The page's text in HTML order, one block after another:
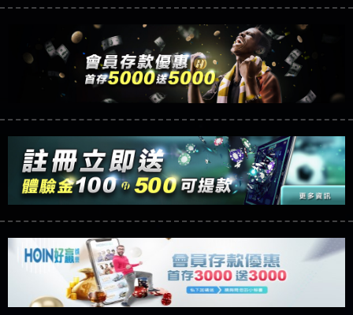
的錢一招拿回
機台運算專案是不是詐騙 機台運算專案是真的嗎
被機台運算專案詐騙的錢怎麼辦 本文教你如何拿
回被騙資金
討回資金賴zg369】Hoyabit是詐騙嗎 Hoyabit是不是詐
騙 Hoyabit是真的嗎 被HoyabitHoyabit詐騙的錢怎麼辦
本文教你如何拿回被騙資金
【其他問題】KS.M多元化行銷詐騙持續收割國人
中【免費討回資金賴zg369】KS.M多元化行銷是詐
騙嗎 KS.M多元化行銷是不是詐騙 KS.M多元化行銷是
真的嗎 被KS.M多元化行銷詐騙的錢怎麼辦 本文教
你如何拿回被騙資金
【其他問題】免費追回賴「zg369」深度解析野原
家 Family & Love如何詐騙 野原家 Family & Love是不是詐
騙 野原家 Family & Love是真的嗎 野原家 Family & Love是
詐騙嗎 165多次通報野原家 Family & Love是詐騙平台
【其他問題】元盈橋詐騙持續收割國人中【免費
討回資金賴zg369】元盈橋是詐騙嗎 元盈橋是不是
詐騙 元盈橋是真的嗎 被元盈橋詐騙的錢怎麼辦
本文教你如何拿回被騙資金
【其他問題】被騙追回賴【zg369】M.L.Edge利用新
型詐騙手法欺詐群眾 M.L.Edge是真的嗎 M.L.Edge是不
是詐騙 M.L.Edge是詐騙嗎 【M.L.Edge】M.L.Edge無法出
【其他問題】 Robinhood詐騙持續收割國人中【免
費討回資金賴zg369】Robinhood是詐騙嗎 Robinhood是
麼辦 本文教你如何拿回被騙資金
【其他問題】FLTO詐騙持續收割國人中【免費討回
真的嗎 被FLTO詐騙的錢怎麼辦 本文教你如何拿回
被騙資金
ALYWS詐騙家破人亡 ALYWS是真的嗎 ALYWS是不是詐騙
ALYWS是詐騙嗎 （ALYWS）無法出金 請小心群組暗椿
【其他問題】 一招教你揭秘新型詐騙手法 （受害
者免費援助賴zg369）當當詐騙 當當是不是詐騙 當
當是真的嗎 當當是詐騙嗎 六旬老婦深信當當高獲
利回報被騙的家破人亡
【其他問題】用理性數據指路，開啟你的高回報
娛樂之旅
【其他問題】【老玩家不藏私】2025 線上老虎機
這樣挑！RTP、波動率和平台安全的全攻略！
【推薦博弈】這款《ATG 武俠》老虎機真的猛！玩
過才知道什麼叫超過3萬種中獎方式！
【推薦博弈】BNG電子遊戲完整攻略！熱門老虎
機、集鴻運玩法、獨家試玩一次看！
【其他問題】【2025】ATG試玩必看！戰神賽特
51,000倍數玩法攻略，輕鬆稱霸老虎機！
【其他問題】「拆解力智投資詐騙套路緊急追討
賴zg369」力智投資是不是詐騙 力智投資是真的嗎
力智投資是詐騙嗎 南部老翁還在癡迷力智投資高
【其他問題】 【遇天盛商行詐騙追回資金賴
zg369】天盛商行詐騙 天盛商行是不是詐騙 天盛商
【其他問題】 受害者援助賴【zg369】退休老翁被
【沈樂慧】又是九州??爛死了黑網不要玩
【林伊依】爛死了拉贏錢直接鎖帳號可以去吃屎
【陳靜茹】推薦小畢，我也是小畢的會員～～
【黃家羭】推推
【AVA娛樂城】還會自己做假對話來毀謗欸哈哈哈
好厲
【陳順堪】黑網不出金
【黃伊珊】不推薦爛公司
【陳順堪】星匯娛樂城出金幾次後贏錢就不給出
金
【陳順堪】黑網出金幾次後贏了就不出金出
【玩運彩】
【asd】唬爛不出金黑網垃圾平台
【蘇俊曄】所以會出金嗎現在也是一樣的狀況
【侯依揚】廢物喔
【傑】推代理真的好相處
【盧鴻傑】請問一下100多萬會出金嗎，有誰可以